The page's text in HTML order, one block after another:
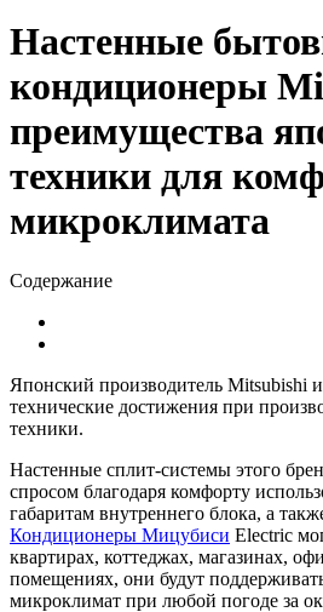
Настенные
кондиционеры
преимущества
техники для
микроклимата
Содержание
Японский производитель Mitsubishi
технические достижения при
техники.
Настенные сплит-системы этого
спросом благодаря комфорту
габаритам внутреннего блока, а
Кондиционеры Мицубиси Electric
квартирах, коттеджах, магазинах,
помещениях, они будут
микроклимат при любой погоде за